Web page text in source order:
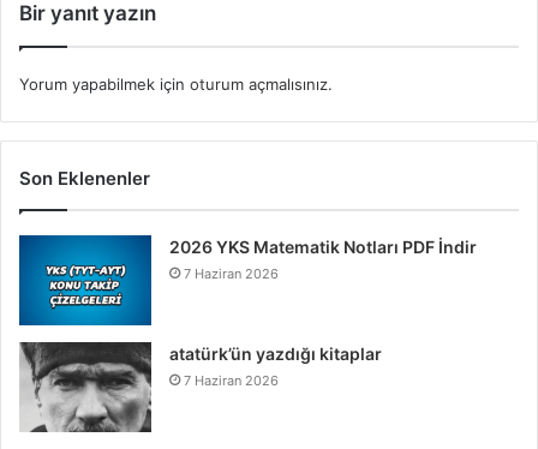
Bir yanıt yazın
Yorum yapabilmek için oturum açmalısınız.
Son Eklenenler
2026 YKS Matematik Notları PDF İndir
7 Haziran 2026
atatürk’ün yazdığı kitaplar
7 Haziran 2026